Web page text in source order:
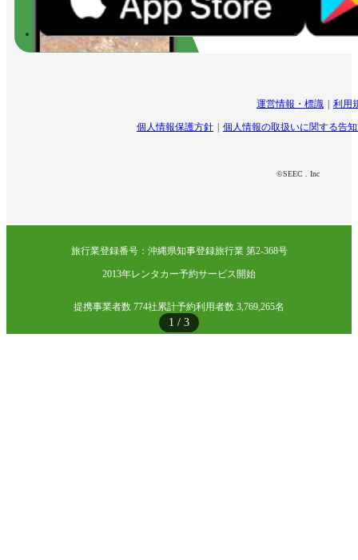
1 / 3
運営情報・標識 利用
個人情報保護方針 個人情報の取扱いに関する告
©SEEC . Inc
旅行業登録番号：沖縄県知事登録旅行業 第2-368号
2013年レンタカー予約サービス開始
提携事業者数 774社累計予約利用者数 3,769,265名